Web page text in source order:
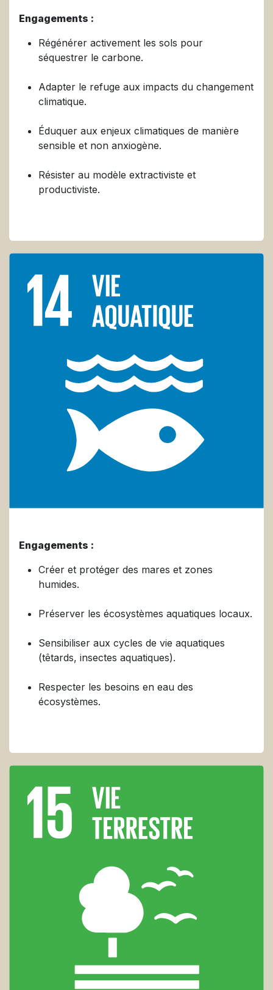
Engagements :
Régénérer activement les sols pour
séquestrer le carbone.
Adapter le refuge aux impacts du changement
climatique.
Éduquer aux enjeux climatiques de manière
sensible et non anxiogène.
Résister au modèle extractiviste et
productiviste.
Engagements :
Créer et protéger des mares et zones
humides.
Préserver les écosystèmes aquatiques locaux.
Sensibiliser aux cycles de vie aquatiques
(têtards, insectes aquatiques).
Respecter les besoins en eau des
écosystèmes.